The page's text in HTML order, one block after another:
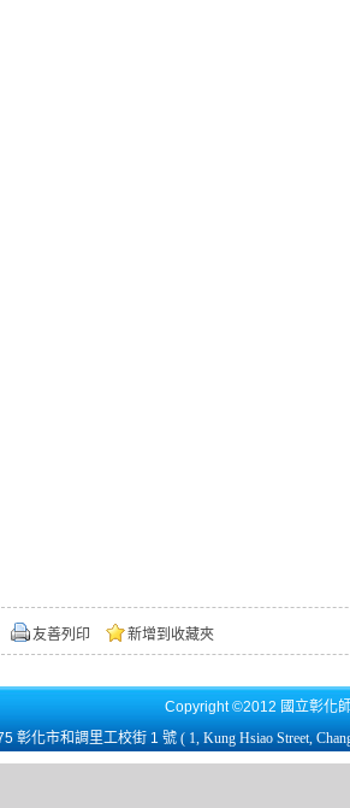
友善列印 新增到收藏夾
Copyright ©2012 國立彰化
彰化市和調里工校街 1 號 ( 1, Kung Hsiao Street,